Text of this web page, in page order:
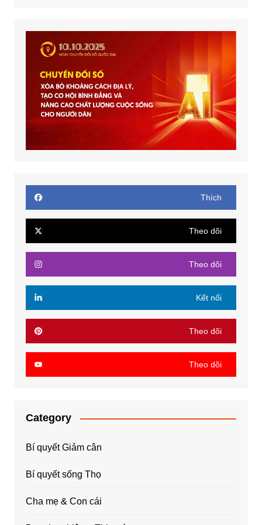
Thích
Theo dõi
Theo dõi
Kết nối
Theo dõi
Theo dõi
Category
Bí quyết Giảm cân
Bí quyết sống Thọ
Cha mẹ & Con cái